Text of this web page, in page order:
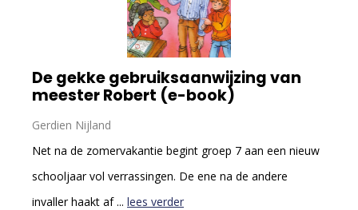
De gekke gebruiksaanwijzing van
meester Robert (e-book)
Gerdien Nijland
Net na de zomervakantie begint groep 7 aan een nieuw
schooljaar vol verrassingen. De ene na de andere
invaller haakt af ... lees verder